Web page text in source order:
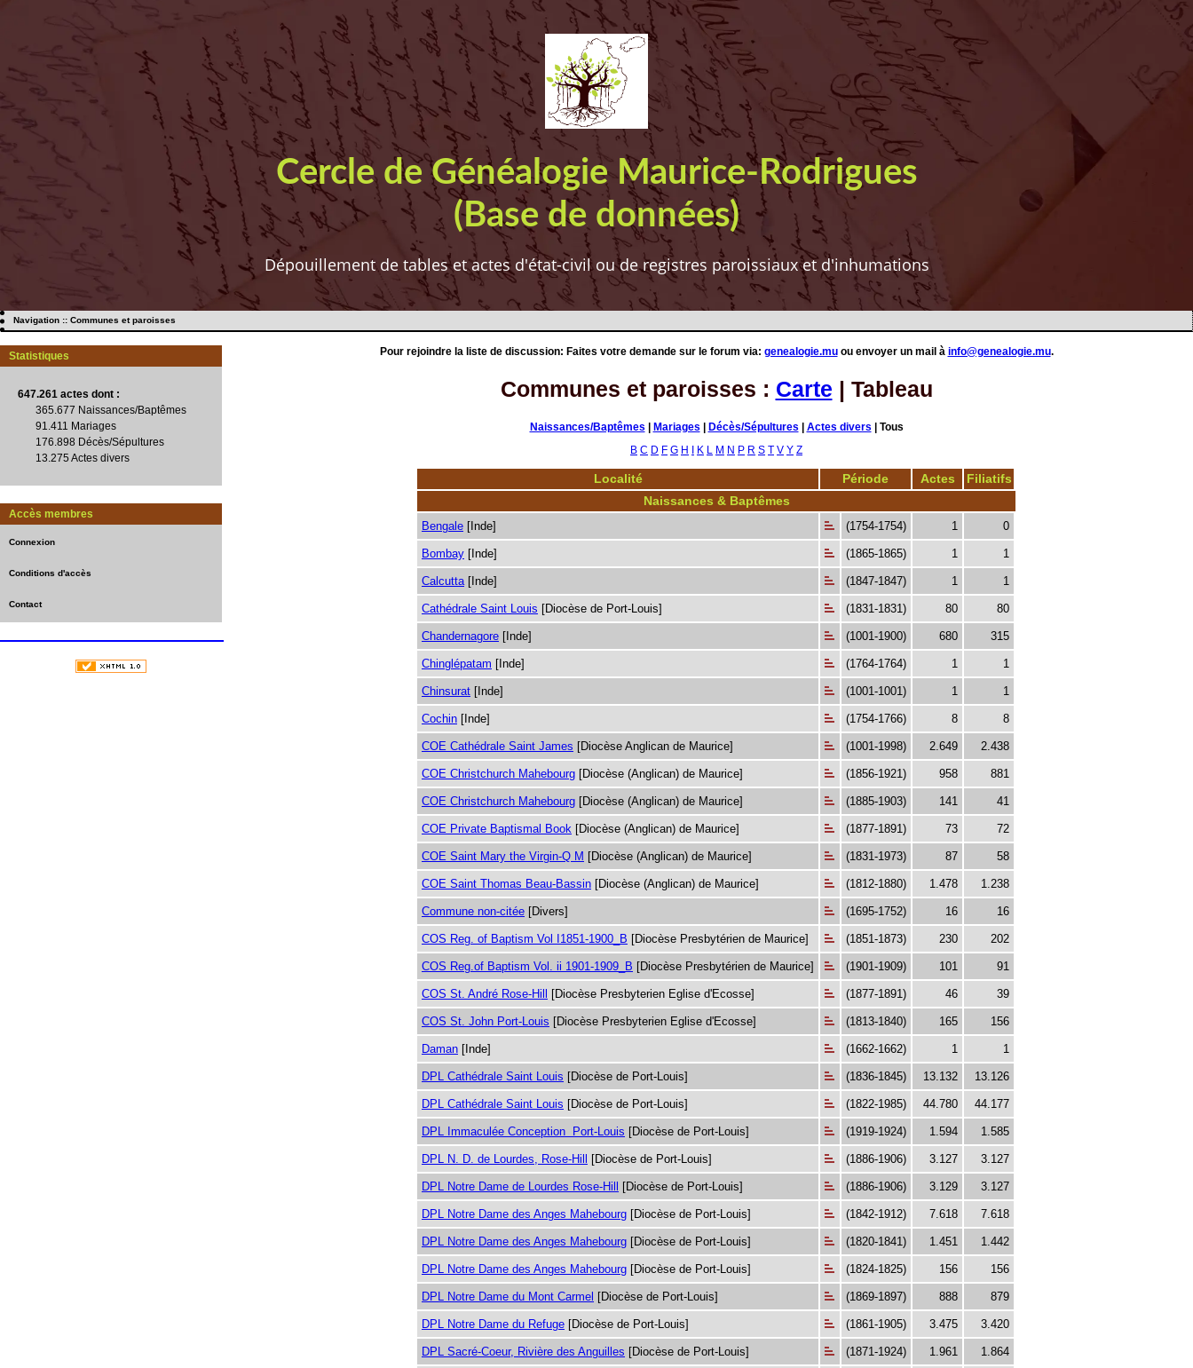
Cercle de Généalogie Maurice-Rodrigues
(Base de données)
Dépouillement de tables et actes d'état-civil ou de registres paroissiaux et d'inhumations
Navigation :: Communes et paroisses
Statistiques
647.261 actes dont :
365.677 Naissances/Baptêmes
91.411 Mariages
176.898 Décès/Sépultures
13.275 Actes divers
Accès membres
Connexion
Conditions d'accès
Contact
Pour rejoindre la liste de discussion: Faites votre demande sur le forum via: genealogie.muou envoyer un mail à info@genealogie.mu.
Communes et paroisses : Carte | Tableau
Naissances/Baptêmes | Mariages | Décès/Sépultures | Actes divers | Tous
B C D F G H I K L M N P R S T V Y Z
Localité Période Actes
Filiatifs
Naissances & Baptêmes
Bengale [Inde] (1754-1754) 1 0
Bombay [Inde] (1865-1865) 1 1
Calcutta [Inde] (1847-1847) 1 1
Cathédrale Saint Louis [Diocèse de Port-Louis] (1831-1831) 80 80
Chandernagore [Inde] (1001-1900) 680 315
Chinglépatam [Inde] (1764-1764) 1 1
Chinsurat [Inde] (1001-1001) 1 1
Cochin [Inde] (1754-1766) 8 8
COE Cathédrale Saint James [Diocèse Anglican de Maurice] (1001-1998) 2.649 2.438
COE Christchurch Mahebourg [Diocèse (Anglican) de Maurice] (1856-1921) 958 881
COE Christchurch Mahebourg [Diocèse (Anglican) de Maurice] (1885-1903) 141 41
COE Private Baptismal Book [Diocèse (Anglican) de Maurice] (1877-1891) 73 72
COE Saint Mary the Virgin-Q M [Diocèse (Anglican) de Maurice] (1831-1973) 87 58
COE Saint Thomas Beau-Bassin [Diocèse (Anglican) de Maurice] (1812-1880) 1.478 1.238
Commune non-citée [Divers] (1695-1752) 16 16
COS Reg. of Baptism Vol I1851-1900_B [Diocèse Presbytérien de Maurice] (1851-1873) 230 202
COS Reg.of Baptism Vol. ii 1901-1909_B [Diocèse Presbytérien de Maurice] (1901-1909) 101 91
COS St. André Rose-Hill [Diocèse Presbyterien Eglise d'Ecosse] (1877-1891) 46 39
COS St. John Port-Louis [Diocèse Presbyterien Eglise d'Ecosse] (1813-1840) 165 156
Daman [Inde] (1662-1662) 1 1
DPL Cathédrale Saint Louis [Diocèse de Port-Louis] (1836-1845) 13.132 13.126
DPL Cathédrale Saint Louis [Diocèse de Port-Louis] (1822-1985) 44.780 44.177
DPL Immaculée Conception Port-Louis [Diocèse de Port-Louis] (1919-1924) 1.594 1.585
DPL N. D. de Lourdes, Rose-Hill [Diocèse de Port-Louis] (1886-1906) 3.127 3.127
DPL Notre Dame de Lourdes Rose-Hill [Diocèse de Port-Louis] (1886-1906) 3.129 3.127
DPL Notre Dame des Anges Mahebourg [Diocèse de Port-Louis] (1842-1912) 7.618 7.618
DPL Notre Dame des Anges Mahebourg [Diocèse de Port-Louis] (1820-1841) 1.451 1.442
DPL Notre Dame des Anges Mahebourg [Diocèse de Port-Louis] (1824-1825) 156 156
DPL Notre Dame du Mont Carmel [Diocèse de Port-Louis] (1869-1897) 888 879
DPL Notre Dame du Refuge [Diocèse de Port-Louis] (1861-1905) 3.475 3.420
DPL Sacré-Coeur, Rivière des Anguilles [Diocèse de Port-Louis] (1871-1924) 1.961 1.864